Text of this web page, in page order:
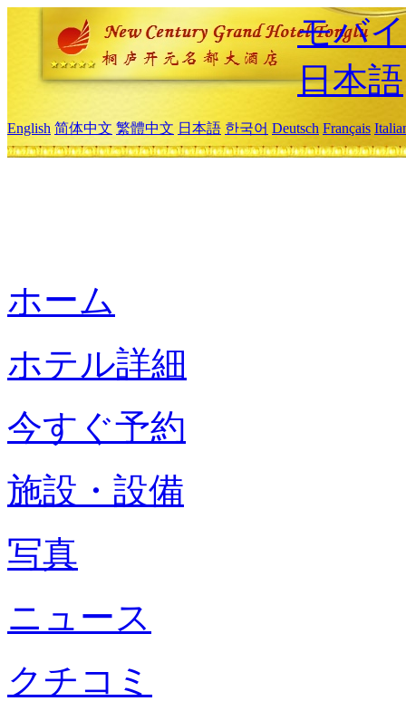
モバ
日本語
English 简体中文 繁體中文 日本語 한국어 Deutsch Français
ホーム
ホテル詳細
今すぐ予約
施設・設備
写真
ニュース
クチコミ